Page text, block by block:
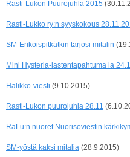
Rasti-Lukon Puurojuhla 2015
Rasti-Lukko ry:n syyskokous
SM-Erikoispitkätkin tarjosi mitalin
Mini Hysteria-lastentapahtuma la
Halikko-viesti (9.10.2015)
Rasti-Lukon puurojuhla 28.11
RaLu:n nuoret Nuorisoviestin
SM-yöstä kaksi mitalia (28.9.2015)